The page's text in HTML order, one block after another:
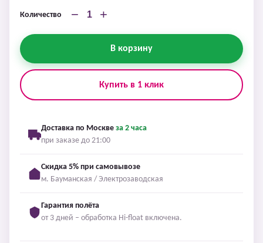
Количество − +
В корзину
Купить в 1 клик
Доставка по Москве за 2 часа
при заказе до 21:00
Скидка 5% при самовывозе
м. Бауманская / Электрозаводская
Гарантия полёта
от 3 дней – обработка Hi-float включена.